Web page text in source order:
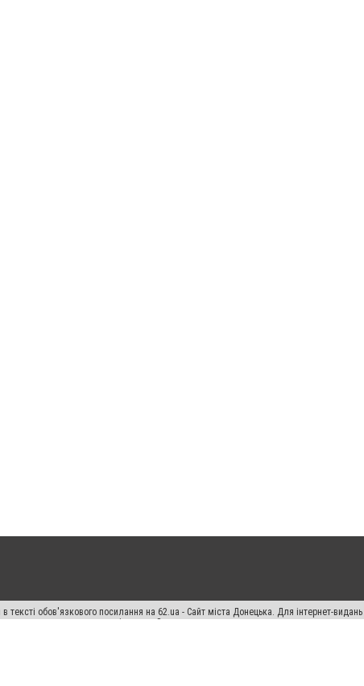
обов'язкового посилання на 62.ua - Сайт міста Донецька. Для інтернет-
виняткових прав переслідується Законом.